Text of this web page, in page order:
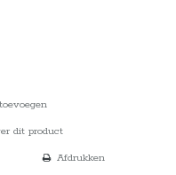
dit product
Afdrukken